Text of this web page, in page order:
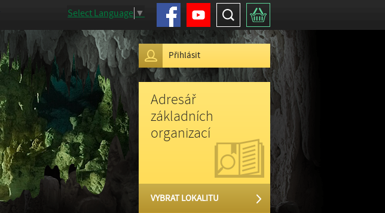
Hledat
Youtube
Facebook
Select Language ▼
Přihlásit
Adresář
základních
organizací
VYBRAT LOKALITU